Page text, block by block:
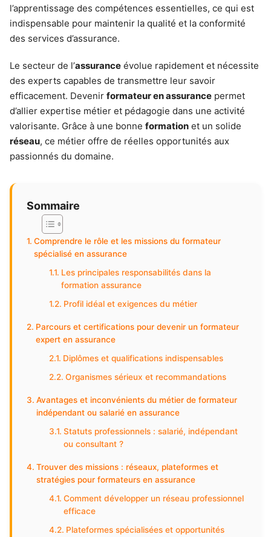
l’apprentissage des compétences essentielles, ce qui est
indispensable pour maintenir la qualité et la conformité
des services d’assurance.
Le secteur de l’assurance évolue rapidement et nécessite
des experts capables de transmettre leur savoir
efficacement. Devenir formateur en assurance permet
d’allier expertise métier et pédagogie dans une activité
valorisante. Grâce à une bonne formation et un solide
réseau, ce métier offre de réelles opportunités aux
passionnés du domaine.
Sommaire
Comprendre le rôle et les missions du formateur
spécialisé en assurance
Les principales responsabilités dans la
formation assurance
Profil idéal et exigences du métier
Parcours et certifications pour devenir un formateur
expert en assurance
Diplômes et qualifications indispensables
Organismes sérieux et recommandations
Avantages et inconvénients du métier de formateur
indépendant ou salarié en assurance
Statuts professionnels : salarié, indépendant
ou consultant ?
Trouver des missions : réseaux, plateformes et
stratégies pour formateurs en assurance
Comment développer un réseau professionnel
efficace
Plateformes spécialisées et opportunités